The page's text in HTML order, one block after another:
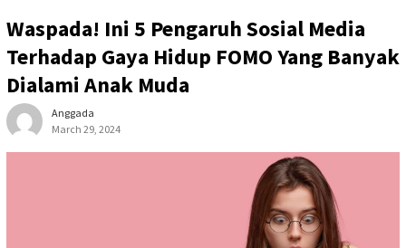
Waspada! Ini 5 Pengaruh Sosial Media
Terhadap Gaya Hidup FOMO Yang Banyak
Dialami Anak Muda
Anggada
March 29, 2024